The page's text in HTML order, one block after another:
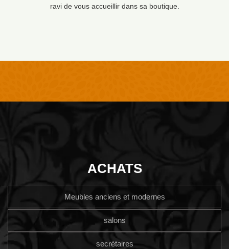
ravi de vous accueillir dans sa boutique.
ACHATS
Meubles anciens et modernes
salons
secrétaires